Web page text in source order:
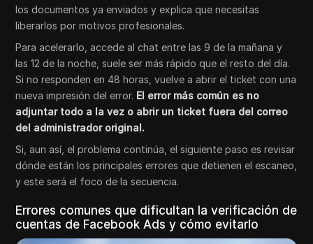
los documentos ya enviados y explica que necesitas
liberarlos por motivos profesionales.
Para acelerarlo, accede al chat entre las 9 de la mañana y
las 12 de la noche, suele ser más rápido que el resto del día.
Si no responden en 48 horas, vuelve a abrir el ticket con una
nueva impresión del error. El error más común es no
adjuntar todo a la vez o abrir un ticket fuera del correo
del administrador original.
Si, aun así, el problema continúa, el siguiente paso es revisar
dónde están los principales errores que detienen el escaneo,
y este será el foco de la secuencia.
Errores comunes que dificultan la verificación de
cuentas de Facebook Ads y cómo evitarlo